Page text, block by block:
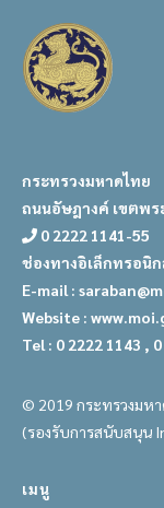
กระทรวงมหาดไทย
ถนนอัษฎางค์ เขตพร
0 2222 1141-55
ช่องทางอิเล็กทรอนิ
E-mail :
Website :
Tel : 0 2222 1143 ,
© 2019 กระทรวงมห
(รองรับการสนับสนุน
เมนู